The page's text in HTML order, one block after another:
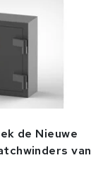
de Nieuwe
van